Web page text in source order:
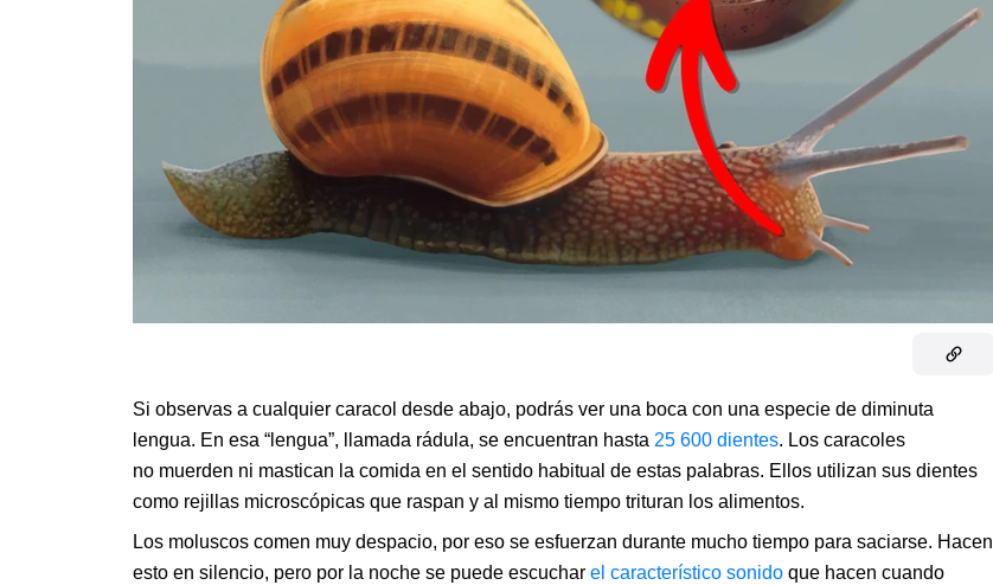
Si observas a cualquier caracol desde abajo, podrás ver una boca con una especie de diminuta
lengua. En esa “lengua”, llamada rádula, se encuentran hasta 25 600 dientes. Los caracoles
no muerden ni mastican la comida en el sentido habitual de estas palabras. Ellos utilizan sus dientes
como rejillas microscópicas que raspan y al mismo tiempo trituran los alimentos.
Los moluscos comen muy despacio, por eso se esfuerzan durante mucho tiempo para saciarse. Hacen
esto en silencio, pero por la noche se puede escuchar el característico sonido que hacen cuando